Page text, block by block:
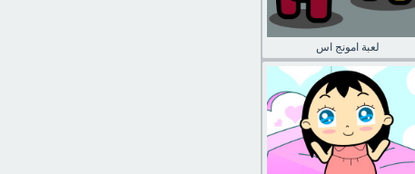
لعبة امونج اس